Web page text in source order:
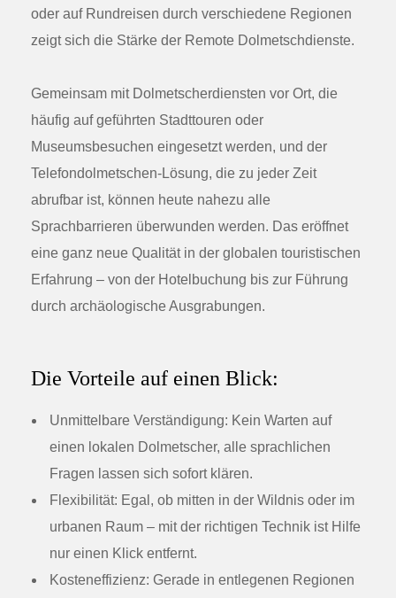
oder auf Rundreisen durch verschiedene Regionen
zeigt sich die Stärke der Remote Dolmetschdienste.
Gemeinsam mit Dolmetscherdiensten vor Ort, die
häufig auf geführten Stadttouren oder
Museumsbesuchen eingesetzt werden, und der
Telefondolmetschen-Lösung, die zu jeder Zeit
abrufbar ist, können heute nahezu alle
Sprachbarrieren überwunden werden. Das eröffnet
eine ganz neue Qualität in der globalen touristischen
Erfahrung – von der Hotelbuchung bis zur Führung
durch archäologische Ausgrabungen.
Die Vorteile auf einen Blick:
Unmittelbare Verständigung: Kein Warten auf
einen lokalen Dolmetscher, alle sprachlichen
Fragen lassen sich sofort klären.
Flexibilität: Egal, ob mitten in der Wildnis oder im
urbanen Raum – mit der richtigen Technik ist Hilfe
nur einen Klick entfernt.
Kosteneffizienz: Gerade in entlegenen Regionen